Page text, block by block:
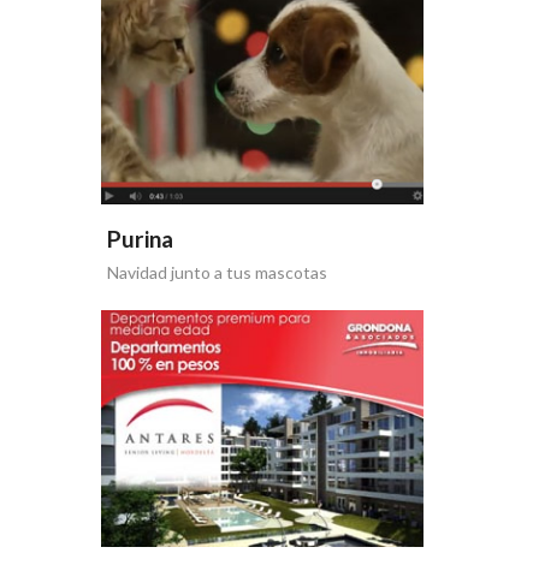
Purina
Navidad junto a tus mascotas